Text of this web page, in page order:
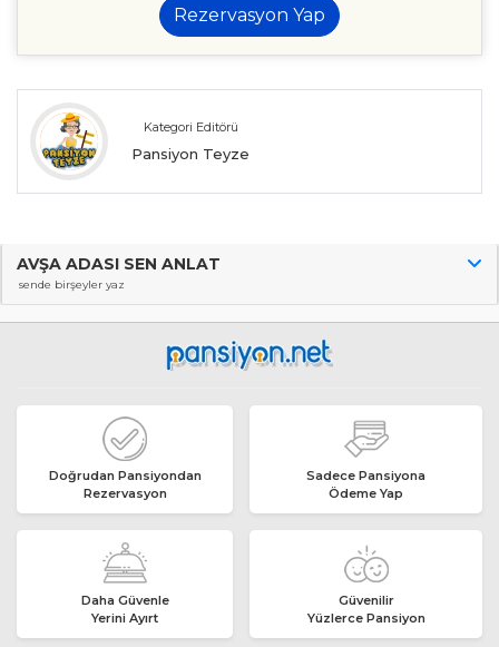
Rezervasyon Yap
Kategori Editörü
Pansiyon Teyze
AVŞA ADASI SEN ANLAT
sende birşeyler yaz
Doğrudan Pansiyondan
Rezervasyon
Sadece Pansiyona
Ödeme Yap
Daha Güvenle
Yerini Ayırt
Güvenilir
Yüzlerce Pansiyon